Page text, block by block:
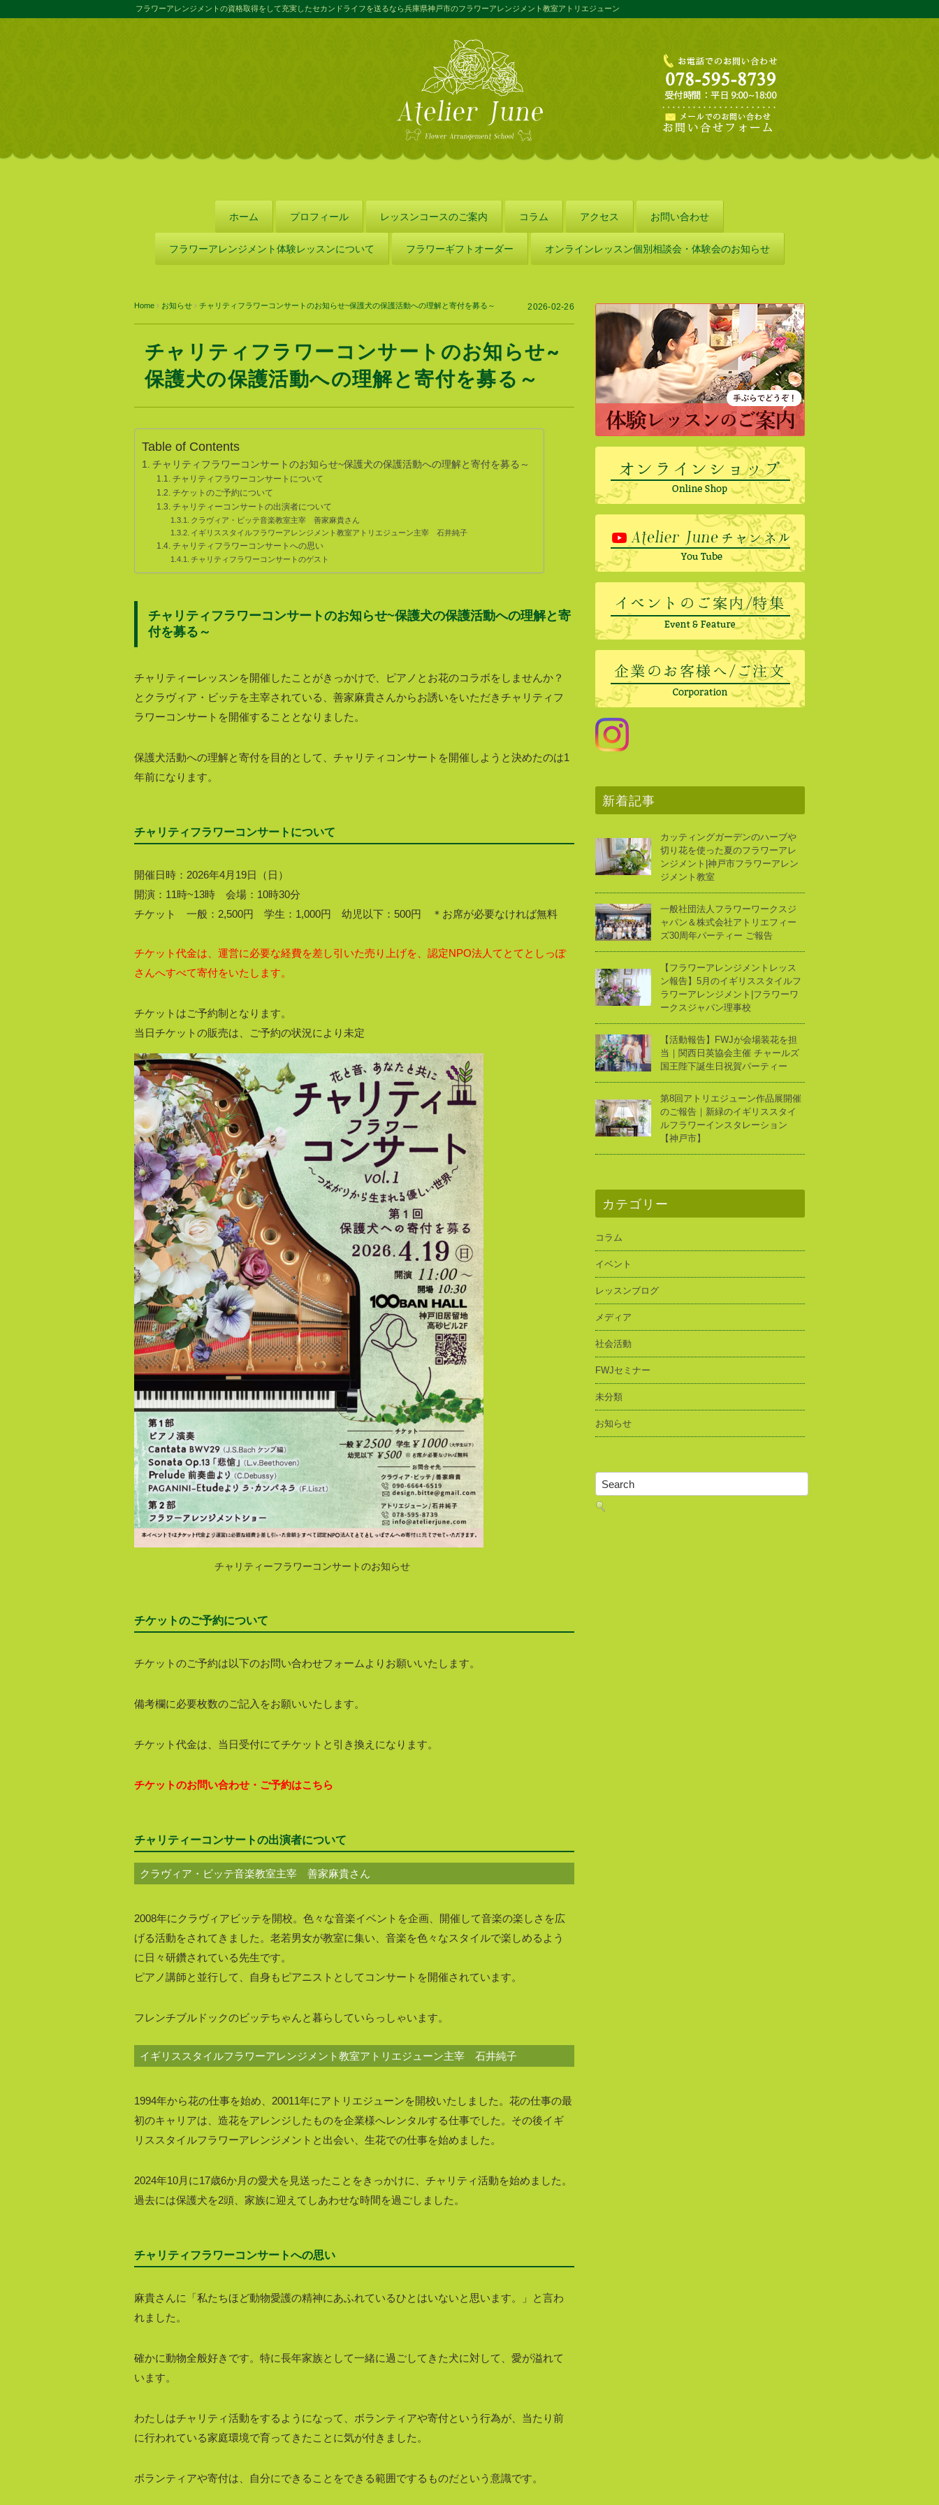
フラワーアレンジメントの資格取得をして充実したセカンドライフを送るなら兵庫県神戸市のフラワーアレンジメント教室アトリエジューン
ホーム プロフィール レッスンコースのご案内 コラム アクセス お問い合わせ
フラワーアレンジメント体験レッスンについて フラワーギフトオーダー オンラインレッスン個別相談会・体験会のお知らせ
Home › お知らせ › チャリティフラワーコンサートのお知らせ~保護犬の保護活動への理解と寄付を募る～ 2026-02-26
チャリティフラワーコンサートのお知らせ~
保護犬の保護活動への理解と寄付を募る～
Table of Contents
チャリティフラワーコンサートのお知らせ~保護犬の保護活動への理解と寄付を募る～
チャリティフラワーコンサートについて
チケットのご予約について
チャリティーコンサートの出演者について
クラヴィア・ビッテ音楽教室主宰 善家麻貴さん
イギリススタイルフラワーアレンジメント教室アトリエジューン主宰 石井純子
チャリティフラワーコンサートへの思い
チャリティフラワーコンサートのゲスト
チャリティフラワーコンサートのお知らせ~保護犬の保護活動への理解と寄
付を募る～
チャリティーレッスンを開催したことがきっかけで、ピアノとお花のコラボをしませんか？
とクラヴィア・ビッテを主宰されている、善家麻貴さんからお誘いをいただきチャリティフ
ラワーコンサートを開催することとなりました。
保護犬活動への理解と寄付を目的として、チャリティコンサートを開催しようと決めたのは1
年前になります。
チャリティフラワーコンサートについて
開催日時：2026年4月19日（日）
開演：11時~13時 会場：10時30分
チケット 一般：2,500円 学生：1,000円 幼児以下：500円 ＊お席が必要なければ無料
チケット代金は、運営に必要な経費を差し引いた売り上げを、認定NPO法人てとてとしっぽ
さんへすべて寄付をいたします。
チケットはご予約制となります。
当日チケットの販売は、ご予約の状況により未定
チャリティーフラワーコンサートのお知らせ
チケットのご予約について
チケットのご予約は以下のお問い合わせフォームよりお願いいたします。
備考欄に必要枚数のご記入をお願いいたします。
チケット代金は、当日受付にてチケットと引き換えになります。
チケットのお問い合わせ・ご予約はこちら
チャリティーコンサートの出演者について
クラヴィア・ビッテ音楽教室主宰 善家麻貴さん
2008年にクラヴィアビッテを開校。色々な音楽イベントを企画、開催して音楽の楽しさを広
げる活動をされてきました。老若男女が教室に集い、音楽を色々なスタイルで楽しめるよう
に日々研鑽されている先生です。
ピアノ講師と並行して、自身もピアニストとしてコンサートを開催されています。
フレンチブルドックのビッテちゃんと暮らしていらっしゃいます。
イギリススタイルフラワーアレンジメント教室アトリエジューン主宰 石井純子
1994年から花の仕事を始め、20011年にアトリエジューンを開校いたしました。花の仕事の最
初のキャリアは、造花をアレンジしたものを企業様へレンタルする仕事でした。その後イギ
リススタイルフラワーアレンジメントと出会い、生花での仕事を始めました。
2024年10月に17歳6か月の愛犬を見送ったことをきっかけに、チャリティ活動を始めました。
過去には保護犬を2頭、家族に迎えてしあわせな時間を過ごしました。
チャリティフラワーコンサートへの思い
麻貴さんに「私たちほど動物愛護の精神にあふれているひとはいないと思います。」と言わ
れました。
確かに動物全般好きです。特に長年家族として一緒に過ごしてきた犬に対して、愛が溢れて
います。
わたしはチャリティ活動をするようになって、ボランティアや寄付という行為が、当たり前
に行われている家庭環境で育ってきたことに気が付きました。
ボランティアや寄付は、自分にできることをできる範囲でするものだという意識です。
新着記事
カッティングガーデンのハーブや
切り花を使った夏のフラワーアレ
ンジメント|神戸市フラワーアレン
ジメント教室
一般社団法人フラワーワークスジ
ャパン＆株式会社アトリエフィー
ズ30周年パーティー ご報告
【フラワーアレンジメントレッス
ン報告】5月のイギリススタイルフ
ラワーアレンジメント|フラワーワ
ークスジャパン理事校
【活動報告】FWJが会場装花を担
当｜関西日英協会主催 チャールズ
国王陛下誕生日祝賀パーティー
第8回アトリエジューン作品展開催
のご報告｜新緑のイギリススタイ
ルフラワーインスタレーション
【神戸市】
カテゴリー
コラム
イベント
レッスンブログ
メディア
社会活動
FWJセミナー
未分類
お知らせ